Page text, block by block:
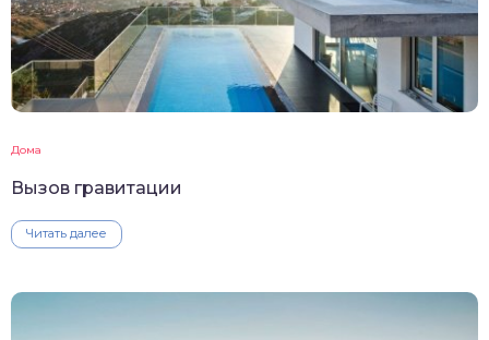
Дома
Вызов гравитации
Читать далее